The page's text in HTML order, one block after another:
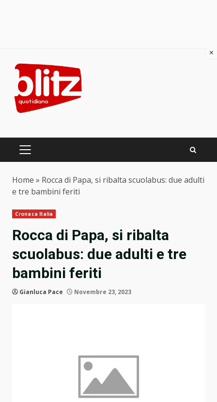
content
PRIMARY
Home » Rocca di Papa, si ribalta scuolabus: due adulti
e tre bambini feriti
Cronaca Italia
Rocca di Papa, si ribalta
scuolabus: due adulti e tre
bambini feriti
Gianluca Pace Novembre 23, 2023
×